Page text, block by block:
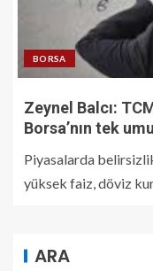
BORSA
Zeynel Balcı:
Borsa’nın tek
Piyasalarda belirsizlik
yüksek faiz, döviz
ARA